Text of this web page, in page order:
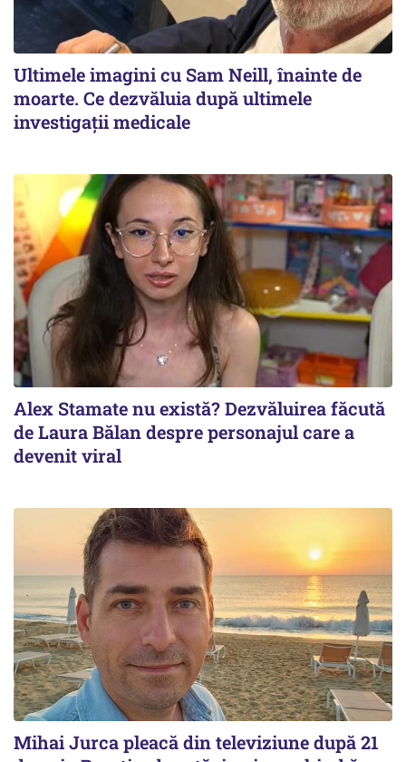
Ultimele imagini cu Sam Neill, înainte de
moarte. Ce dezvăluia după ultimele
investigații medicale
Alex Stamate nu există? Dezvăluirea făcută
de Laura Bălan despre personajul care a
devenit viral
Mihai Jurca pleacă din televiziune după 21